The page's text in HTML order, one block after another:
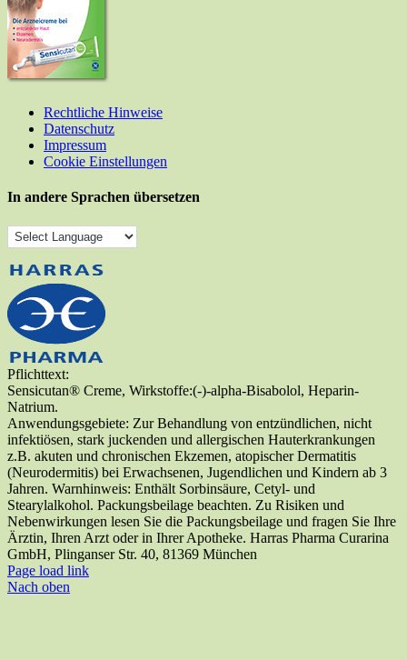
Rechtliche Hinweise
Datenschutz
Impressum
Cookie Einstellungen
In andere Sprachen übersetzen
Pflichttext:
Sensicutan® Creme, Wirkstoffe:(-)-alpha-Bisabolol, Heparin-
Natrium.
Anwendungsgebiete: Zur Behandlung von entzündlichen, nicht
infektiösen, stark juckenden und allergischen Hauterkrankungen
z.B. akuten und chronischen Ekzemen, atopischer Dermatitis
(Neurodermitis) bei Erwachsenen, Jugendlichen und Kindern ab 3
Jahren. Warnhinweis: Enthält Sorbinsäure, Cetyl- und
Stearylalkohol. Packungsbeilage beachten. Zu Risiken und
Nebenwirkungen lesen Sie die Packungsbeilage und fragen Sie Ihre
Ärztin, Ihren Arzt oder in Ihrer Apotheke. Harras Pharma Curarina
GmbH, Plinganser Str. 40, 81369 München
Page load link
Nach oben